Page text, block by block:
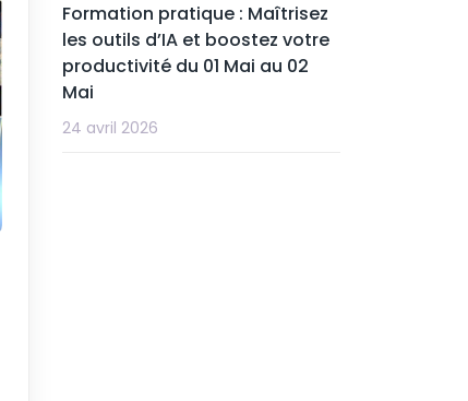
Formation pratique : Maîtrisez
les outils d’IA et boostez votre
productivité du 01 Mai au 02
Mai
24 avril 2026